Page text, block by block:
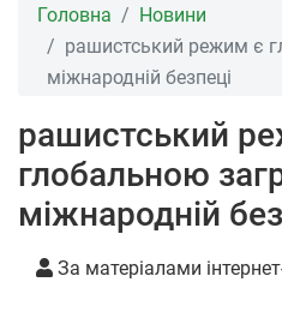
Головна
Новини
рашистський режим є
міжнародній безпеці
рашистський
глобальною
міжнародній
За матеріалами